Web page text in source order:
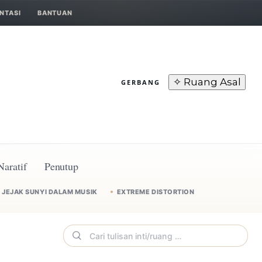
BANTUAN
GERBANG ✧ Ruang Asal
Penutup
JEJAK SUNYI DALAM MUSIK EXTREME DISTORTION